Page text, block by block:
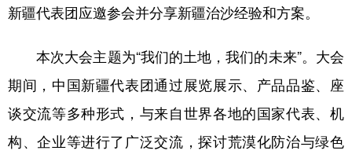
人事频道 融媒体联播 廉政频道 新华视角看新疆
地方频道
北京 天津 河北 山西
辽宁 吉林 上海 江苏
新疆代表团应邀参会并分享新疆治沙经验和方案。
本次大会主题为“我们的土地，我们的未来”。大会
期间，中国新疆代表团通过展览展示、产品品鉴、座
谈交流等多种形式，与来自世界各地的国家代表、机
构、企业等进行了广泛交流，探讨荒漠化防治与绿色